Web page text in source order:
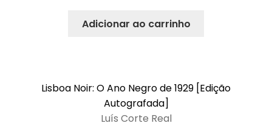
Adicionar ao carrinho
Lisboa Noir: O Ano Negro de 1929 [Edição
Autografada]
Luís Corte Real